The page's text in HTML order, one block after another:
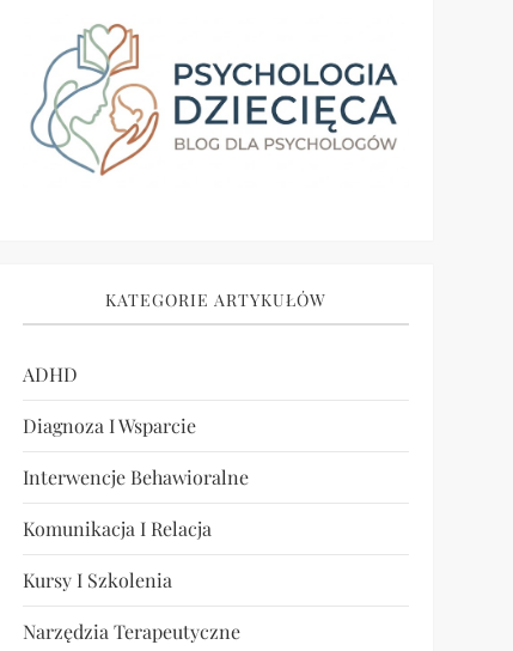
KATEGORIE ARTYKUŁÓW
ADHD
Diagnoza I Wsparcie
Interwencje Behawioralne
Komunikacja I Relacja
Kursy I Szkolenia
Narzędzia Terapeutyczne